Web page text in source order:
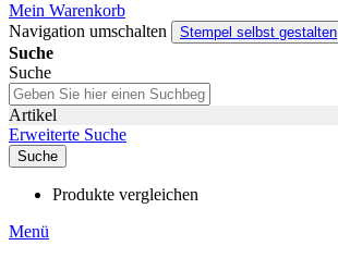
Mein Warenkorb
Navigation umschalten
Stempel selbst gestalten
Suche
Suche
Artikel
Erweiterte Suche
Suche
Produkte vergleichen
Menü